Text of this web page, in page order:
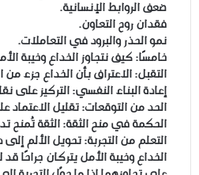
ضعف الروابط الإنسانية.
فقدان روح التعاون.
نمو الحذر والبرود في التعاملات.
خامسًا: كيف نتجاوز الخداع وخيبة
التقبل: الاعتراف بأن الخداع جزء من
إعادة البناء النفسي: التركيز
الحد من التوقعات: تقليل
الحكمة في منح الثقة: الثقة تُمنح
التعلم من التجربة: تحويل الألم
الخداع وخيبة الأمل يتركان جراحًا